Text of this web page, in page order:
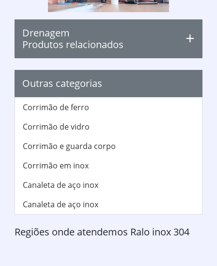
Drenagem
Produtos relacionados
Outras categorias
Corrimão de ferro
Corrimão de vidro
Corrimão e guarda corpo
Corrimão em inox
Canaleta de aço inox
Canaleta de aço inox
Regiões onde atendemos Ralo inox 304